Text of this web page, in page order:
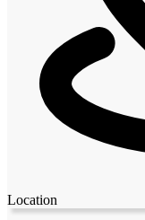
Location